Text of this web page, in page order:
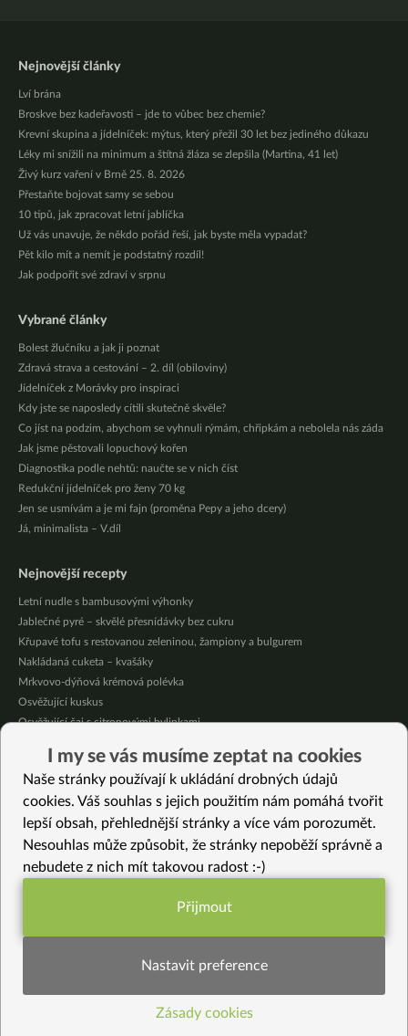
Nejnovější články
Lví brána
Broskve bez kadeřavosti – jde to vůbec bez chemie?
Krevní skupina a jídelníček: mýtus, který přežil 30 let bez jediného důkazu
Léky mi snížili na minimum a štítná žláza se zlepšila (Martina, 41 let)
Živý kurz vaření v Brně 25. 8. 2026
Přestaňte bojovat samy se sebou
10 tipů, jak zpracovat letní jablíčka
Už vás unavuje, že někdo pořád řeší, jak byste měla vypadat?
Pět kilo mít a nemít je podstatný rozdíl!
Jak podpořit své zdraví v srpnu
Vybrané články
Bolest žlučníku a jak ji poznat
Zdravá strava a cestování – 2. díl (obiloviny)
Jídelníček z Morávky pro inspiraci
Kdy jste se naposledy cítili skutečně skvěle?
Co jíst na podzim, abychom se vyhnuli rýmám, chřipkám a nebolela nás záda
Jak jsme pěstovali lopuchový kořen
Diagnostika podle nehtů: naučte se v nich číst
Redukční jídelníček pro ženy 70 kg
Jen se usmívám a je mi fajn (proměna Pepy a jeho dcery)
Já, minimalista – V.díl
Nejnovější recepty
Letní nudle s bambusovými výhonky
Jablečné pyré – skvělé přesnídávky bez cukru
Křupavé tofu s restovanou zeleninou, žampiony a bulgurem
Nakládaná cuketa – kvašáky
Mrkvovo-dýňová krémová polévka
Osvěžující kuskus
Osvěžující čaj s citronovými bylinkami
Čokoládové muffiny s mangovým krémem
Meruňky a jablka v citrónovém želé
Vybrané recepty
Řepová miso polévka plná omega3
Švestkovo-broskvový pohárek
Bezlepkový perník – vhodný i pro malé děti (bez mouky)
Tempeh s tuřínem a arašídovou omáčkou
Bezlepkové meruňkové knedlíky ze 3 ingrediencí
I my se vás musíme zeptat na cookies
Naše stránky používají k ukládání drobných údajů
cookies. Váš souhlas s jejich použitím nám pomáhá tvořit
lepší obsah, přehlednější stránky a více vám porozumět.
Nesouhlas může způsobit, že stránky nepoběží správně a
nebudete z nich mít takovou radost :-)
Funkční nastavení potřebujeme (vždy
Statistiky pro lepší obsah
Přijmout
Nastavit preference
Zásady cookies